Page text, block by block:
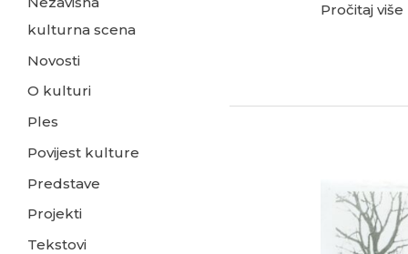
kulturna scena
Novosti
O kulturi
Ples
Povijest kulture
Predstave
Projekti
Tekstovi
Pročitaj više
Bibliobus
prije
45